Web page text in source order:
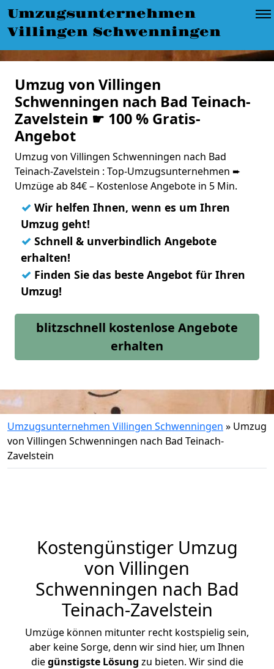
Umzugsunternehmen
Villingen Schwenningen
Umzug von Villingen
Schwenningen nach Bad Teinach-
Zavelstein ☛ 100 % Gratis-
Angebot
Umzug von Villingen Schwenningen nach Bad
Teinach-Zavelstein : Top-Umzugsunternehmen ➨
Umzüge ab 84€ – Kostenlose Angebote in 5 Min.
✓ Wir helfen Ihnen, wenn es um Ihren
Umzug geht!
✓ Schnell & unverbindlich Angebote
erhalten!
✓ Finden Sie das beste Angebot für Ihren
Umzug!
blitzschnell kostenlose Angebote
erhalten
Umzugsunternehmen Villingen Schwenningen » Umzug
von Villingen Schwenningen nach Bad Teinach-
Zavelstein
Kostengünstiger Umzug
von Villingen
Schwenningen nach Bad
Teinach-Zavelstein
Umzüge können mitunter recht kostspielig sein,
aber keine Sorge, denn wir sind hier, um Ihnen
diegünstigste Lösung zu bieten. Wir sind die